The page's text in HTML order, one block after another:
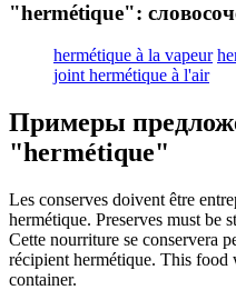
"hermétique":
hermétique à la vapeur
joint hermétique à l'air
Примеры
"hermétique"
Les conserves doivent être
hermétique. Preserves must be
Cette nourriture se conservera
récipient hermétique. This food
container.